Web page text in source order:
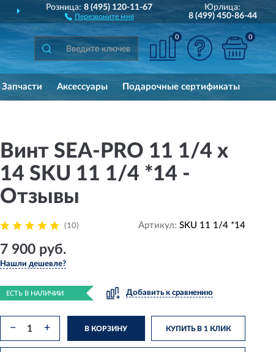
ДОСТАВИМ ПО ВСЕЙ РОССИИ
Розница:8 (495) 120-11-67
Перезвоните мне
Юрлица:
8 (499) 450-86-44
0 0
Запчасти Аксессуары Подарочные сертификаты
Винт SEA-PRO 11 1/4 х
14 SKU 11 1/4 *14 -
Отзывы
(10) Артикул: SKU 11 1/4 *14
7 900 руб.
Нашли дешевле?
ЕСТЬ В НАЛИЧИИ Добавить к сравнению
− + В КОРЗИНУ КУПИТЬ В 1 КЛИК